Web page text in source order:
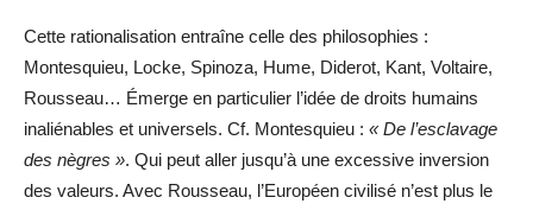
Cette rationalisation entraîne celle des philosophies :
Montesquieu, Locke, Spinoza, Hume, Diderot, Kant, Voltaire,
Rousseau… Émerge en particulier l’idée de droits humains
inaliénables et universels. Cf. Montesquieu : « De l’esclavage
des nègres ». Qui peut aller jusqu’à une excessive inversion
des valeurs. Avec Rousseau, l’Européen civilisé n’est plus le